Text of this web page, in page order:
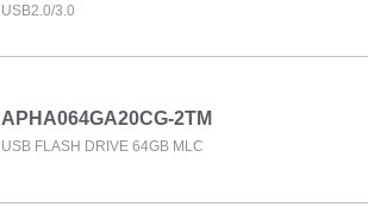
USB2.0/3.0
APHA064GA20CG-2TM
USB FLASH DRIVE 64GB MLC